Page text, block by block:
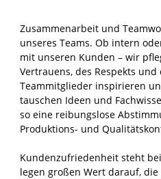
Zusammenarbeit und
unseres Teams. Ob intern
mit unseren Kunden – wir
Vertrauens, des Respekts
Teammitglieder inspirieren
tauschen Ideen und
so eine reibungslose
Produktions- und
Kundenzufriedenheit steht
legen großen Wert darauf,